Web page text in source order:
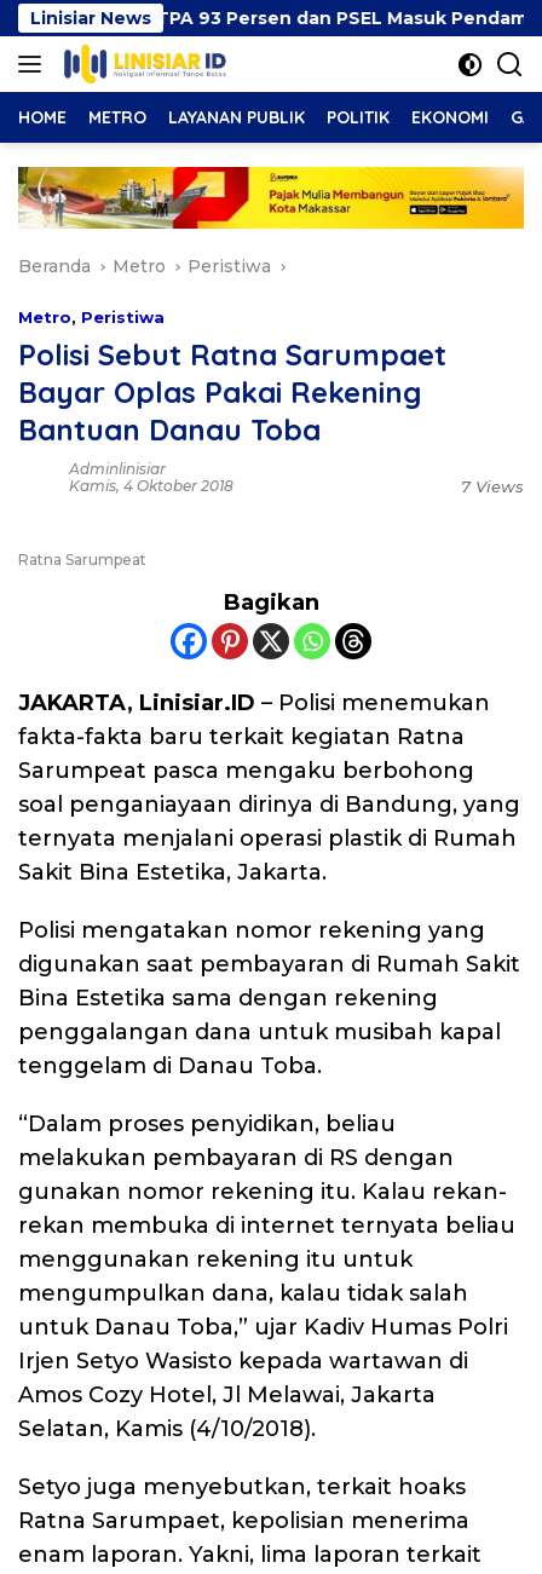
Langsung
ke
konten
Linisiar News
TPA 93 Persen dan PSEL Masuk Pendampingan
HOME METRO LAYANAN PUBLIK POLITIK EKONOMI
Beranda Metro Peristiwa
Metro, Peristiwa
Polisi Sebut Ratna Sarumpaet
Bayar Oplas Pakai Rekening
Bantuan Danau Toba
Adminlinisiar
Kamis, 4 Oktober 2018
7 Views
Ratna Sarumpeat
Bagikan
JAKARTA, Linisiar.ID – Polisi menemukan
fakta-fakta baru terkait kegiatan Ratna
Sarumpeat pasca mengaku berbohong
soal penganiayaan dirinya di Bandung, yang
ternyata menjalani operasi plastik di Rumah
Sakit Bina Estetika, Jakarta.
Polisi mengatakan nomor rekening yang
digunakan saat pembayaran di Rumah Sakit
Bina Estetika sama dengan rekening
penggalangan dana untuk musibah kapal
tenggelam di Danau Toba.
“Dalam proses penyidikan, beliau
melakukan pembayaran di RS dengan
gunakan nomor rekening itu. Kalau rekan-
rekan membuka di internet ternyata beliau
menggunakan rekening itu untuk
mengumpulkan dana, kalau tidak salah
untuk Danau Toba,” ujar Kadiv Humas Polri
Irjen Setyo Wasisto kepada wartawan di
Amos Cozy Hotel, Jl Melawai, Jakarta
Selatan, Kamis (4/10/2018).
Setyo juga menyebutkan, terkait hoaks
Ratna Sarumpaet, kepolisian menerima
enam laporan. Yakni, lima laporan terkait